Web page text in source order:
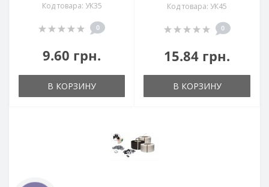
Код товара: УК35
0
9.60 грн.
В КОРЗИНУ
Код товара: УК45
0
15.84 грн.
В КОРЗИНУ